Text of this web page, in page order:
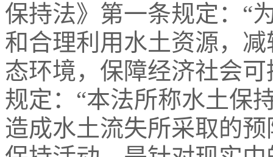
保持法》第一条规定：“
和合理利用水土资源，
态环境，保障经济社会
规定：“本法所称水土保
造成水土流失所采取的